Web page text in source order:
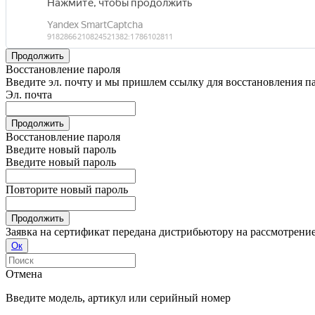
Продолжить
Восстановление пароля
Введите эл. почту и мы пришлем ссылку для восстановления
Эл. почта
Продолжить
Восстановление пароля
Введите новый пароль
Введите новый пароль
Повторите новый пароль
Продолжить
Заявка на сертификат передана дистрибьютору на
Ок
Отмена
Введите модель, артикул или серийный номер